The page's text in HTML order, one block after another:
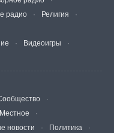
радио
Религия
Видеоигры
Местное
новости Политика